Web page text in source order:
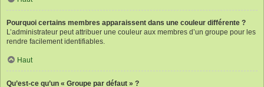
Pourquoi certains membres apparaissent dans une couleur différente ?
L’administrateur peut attribuer une couleur aux membres d’un groupe pour les
rendre facilement identifiables.
Haut
Qu’est-ce qu’un « Groupe par défaut » ?